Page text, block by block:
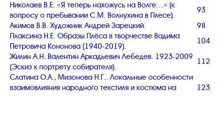
Николаев В.Е. «Я теперь нахожусь на Волге…» (к
вопросу о пребывании С.М. Волнухина в Плесе).
93
Акимов В.В. Художник Андрей Зарецкий.
98
Плаксина Н.Е. Образы Плёса в творчестве Вадима
Петровича Кононова (1940-2019).
104
Жилин А.Н. Валентин Аркадьевич Лебедев. 1923-2009
(Эскиз к портрету собирателя).
112
Слатина О.А., Мизонова Н.Г.. Локальные особенности
взаимовлияния народного текстиля и костюма на
123